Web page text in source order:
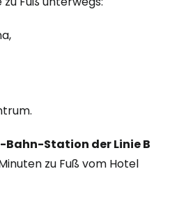
Bahn-Station der Linie B
zu Fuß vom Hotel